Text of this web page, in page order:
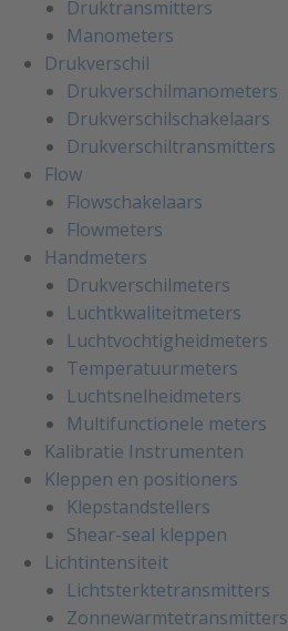
Druktransmitters
Manometers
Drukverschil
Drukverschilmanometers
Drukverschilschakelaars
Drukverschiltransmitters
Flow
Flowschakelaars
Flowmeters
Handmeters
Drukverschilmeters
Luchtkwaliteitmeters
Luchtvochtigheidmeters
Temperatuurmeters
Luchtsnelheidmeters
Multifunctionele meters
Kalibratie Instrumenten
Kleppen en positioners
Klepstandstellers
Shear-seal kleppen
Lichtintensiteit
Lichtsterktetransmitters
Zonnewarmtetransmitters